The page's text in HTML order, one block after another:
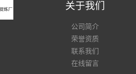
关于我们
公司简介
荣誉资质
联系我们
在线留言